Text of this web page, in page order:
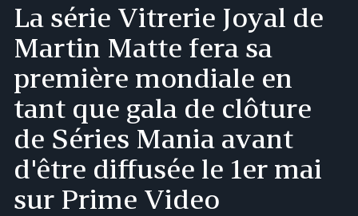
La série Vitrerie Joyal de
Martin Matte fera sa
première mondiale en
tant que gala de clôture
de Séries Mania avant
d'être diffusée le 1er mai
sur Prime Video